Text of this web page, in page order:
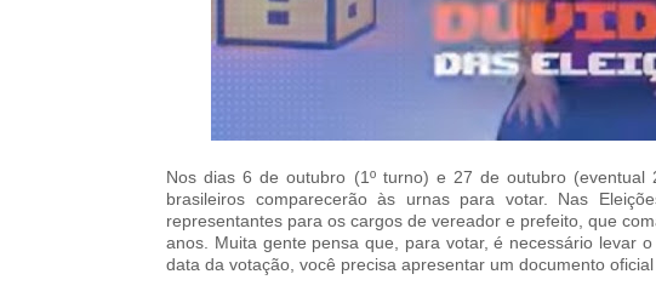
Nos dias 6 de outubro (1º turno) e 27 de outubro
brasileiros comparecerão às urnas para votar. Nas
representantes para os cargos de vereador e prefeito, que
anos. Muita gente pensa que, para votar, é necessário levar
data da votação, você precisa apresentar um documento oficial